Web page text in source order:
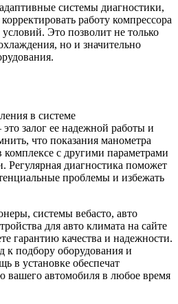
системы диагностики,
работу компрессора
Это позволит не только
но и значительно
в системе
залог ее надежной работы и
что показания манометра
комплексе с другими параметрами
Регулярная диагностика поможет
проблемы и избежать
системы вебасто, авто
для авто климата на сайте
гарантию качества и надежности.
к подбору оборудования и
в установке обеспечат
вашего автомобиля в любое время